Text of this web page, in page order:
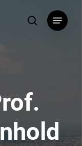
search
Menu